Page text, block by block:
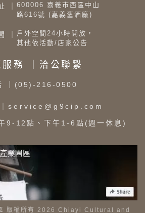
｜ 600006 嘉義市西區中山
路616號 (嘉義舊酒廠)
｜
戶外空間24小時開放，
其他依活動/店家公告
服務 ｜洽公聯繫
｜(05)-216-0500
service@g9cip.com
9-12點、下午1-6點(週一休息)
版權所有 2026 Chiayi Cultural and